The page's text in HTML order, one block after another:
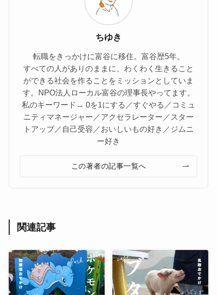
ちゆき
転職をきっかけに富谷に移住。富谷歴5年。
すべての人がありのままに、わくわく生きること
ができる社会を作ることをミッションとしていま
す。NPO法人ローカル富谷の理事長やってます。
私のキーワード→ 0を1にする／すぐやる／コミュ
ニティマネージャー／アクセラレーター／スター
トアップ／自己受容／おいしいもの好き／ジムニ
ー好き
この著者の記事一覧へ
関連記事